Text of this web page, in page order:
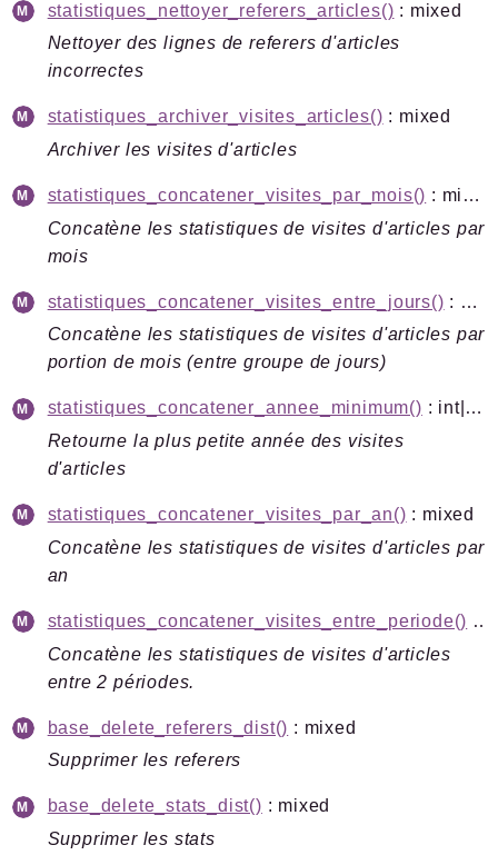
statistiques_nettoyer_referers_articles() : mixed
Nettoyer des lignes de referers d'articles
incorrectes
statistiques_archiver_visites_articles() : mixed
Archiver les visites d'articles
statistiques_concatener_visites_par_mois()
: mixed
Concatène les statistiques de visites d'articles par
mois
statistiques_concatener_visites_entre_jours()
: mixed
Concatène les statistiques de visites d'articles par
portion de mois (entre groupe de jours)
statistiques_concatener_annee_minimum()
: int|bool
Retourne la plus petite année des visites
d'articles
statistiques_concatener_visites_par_an() : mixed
Concatène les statistiques de visites d'articles par
an
statistiques_concatener_visites_entre_periode() : bool
Concatène les statistiques de visites d'articles
entre 2 périodes.
base_delete_referers_dist() : mixed
Supprimer les referers
base_delete_stats_dist() : mixed
Supprimer les stats